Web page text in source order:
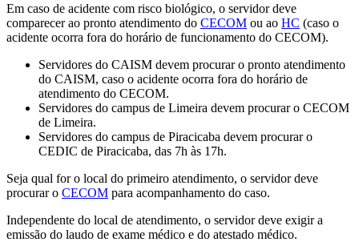
Em caso de acidente com risco biológico, o servidor deve
comparecer ao pronto atendimento do CECOM ou ao HC (caso o
acidente ocorra fora do horário de funcionamento do CECOM).
Servidores do CAISM devem procurar o pronto atendimento
do CAISM, caso o acidente ocorra fora do horário de
atendimento do CECOM.
Servidores do campus de Limeira devem procurar o CECOM
de Limeira.
Servidores do campus de Piracicaba devem procurar o
CEDIC de Piracicaba, das 7h às 17h.
Seja qual for o local do primeiro atendimento, o servidor deve
procurar o CECOM para acompanhamento do caso.
Independente do local de atendimento, o servidor deve exigir a
emissão do laudo de exame médico e do atestado médico.